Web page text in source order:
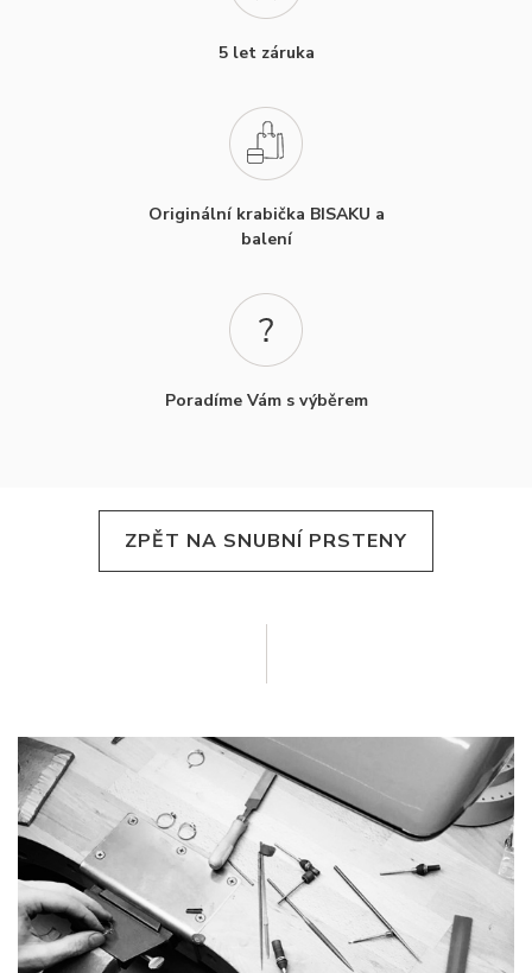
5 let záruka
Originální krabička BISAKU a
balení
Poradíme Vám s výběrem
ZPĚT NA SNUBNÍ PRSTENY